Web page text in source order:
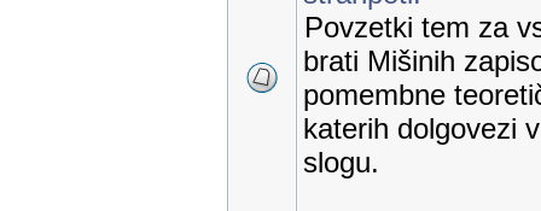
Povzetki tem za
brati Mišinih
pomembne
katerih dolgovezi
slogu.